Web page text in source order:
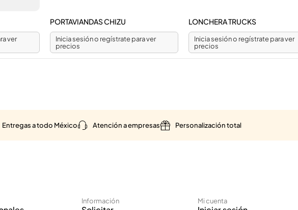
ver
PORTAVIANDAS CHIZU
Inicia sesión o regístrate para ver
precios
LONCHERA TRUCKS
Inicia sesión o regístrate para ver
precios
Entregas a todo México Atención a empresas Personalización total
Información Mi cuenta